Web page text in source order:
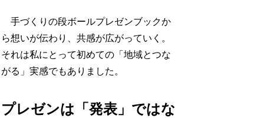
手づくりの段ボールプレゼンブックか
ら想いが伝わり、共感が広がっていく。
それは私にとって初めての「地域とつな
がる」実感でもありました。
プレゼンは「発表」ではな